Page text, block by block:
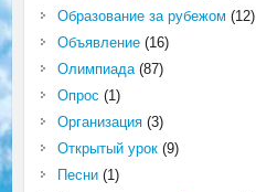
Образование за рубежом (12)
Объявление(16)
Олимпиада(87)
Опрос (1)
Организация(3)
Открытый урок(9)
Песни(1)